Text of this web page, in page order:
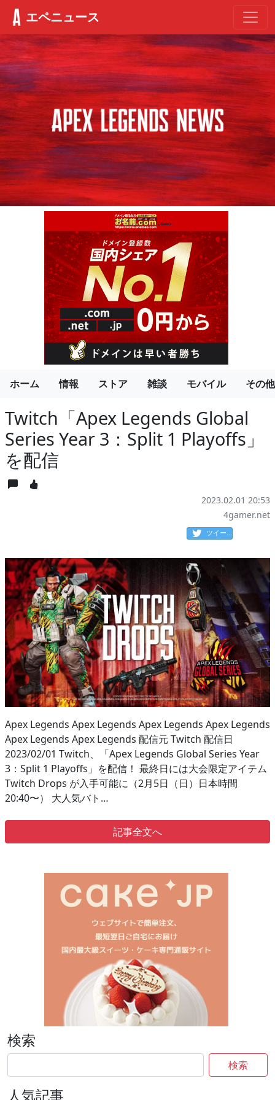
エペニュース
ホーム 情報 ストア 雑談 モバイル その他
Twitch「Apex Legends Global
Series Year 3：Split 1 Playoffs」
を配信
2023.02.01 20:53
4gamer.net
ツイート
Apex Legends Apex Legends Apex Legends Apex Legends
Apex Legends Apex Legends 配信元 Twitch 配信日
2023/02/01 Twitch、「Apex Legends Global Series Year
3：Split 1 Playoffs」を配信！ 最終日には大会限定アイテム
Twitch Drops が入手可能に（2月5日（日）日本時間
20:40〜） 大人気バト…
記事全文へ
検索
検索
人気記事